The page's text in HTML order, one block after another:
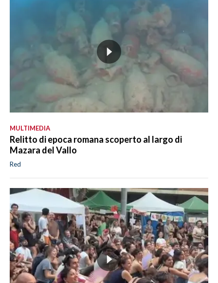
MULTIMEDIA
Relitto di epoca romana scoperto al largo di
Mazara del Vallo
Red